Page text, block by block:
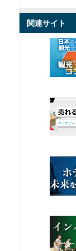
関連サイト